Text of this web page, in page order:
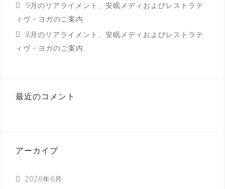
9月のリアライメント、安眠メディおよびレストラテ
ィヴ・ヨガのご案内
8月のリアライメント、安眠メディおよびレストラテ
ィヴ・ヨガのご案内
最近のコメント
アーカイブ
2026年6月